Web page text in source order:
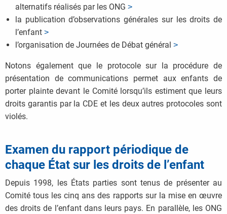
alternatifs réalisés par les ONG ˃
la publication d’observations générales sur les droits de
l’enfant ˃
l’organisation de Journées de Débat général ˃
Notons également que le protocole sur la procédure de
présentation de communications permet aux enfants de
porter plainte devant le Comité lorsqu’ils estiment que leurs
droits garantis par la CDE et les deux autres protocoles sont
violés.
Examen du rapport périodique de
chaque État sur les droits de l’enfant
Depuis 1998, les États parties sont tenus de présenter au
Comité tous les cinq ans des rapports sur la mise en œuvre
des droits de l’enfant dans leurs pays. En parallèle, les ONG